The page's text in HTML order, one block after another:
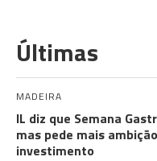
Últimas
MADEIRA
IL diz que Semana
mas pede mais
investimento